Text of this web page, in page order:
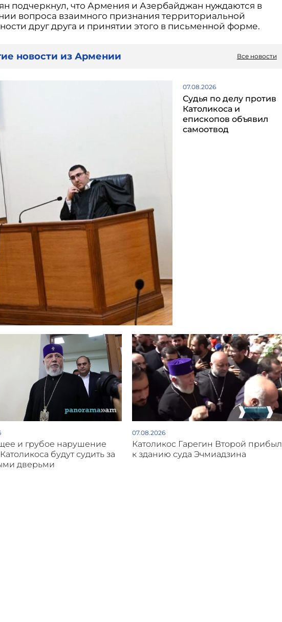
подчеркнул, что Армения и Азербайджан нуждаются в
вопроса взаимного признания территориальной
друг друга и принятии этого в письменной форме.
новости из Армении Все новости
07.08.2026
Судья по делу против
Католикоса и
епископов объявил
самоотвод
и грубое нарушение
будут судить за
дверьми
07.08.2026
Католикос Гарегин Второй прибыл
к зданию суда Эчмиадзина